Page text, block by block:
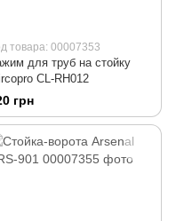
товара: 00007353
для труб на стойку
CL-RH012
грн